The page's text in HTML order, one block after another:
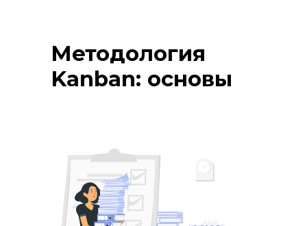
Методология
Kanban: основы